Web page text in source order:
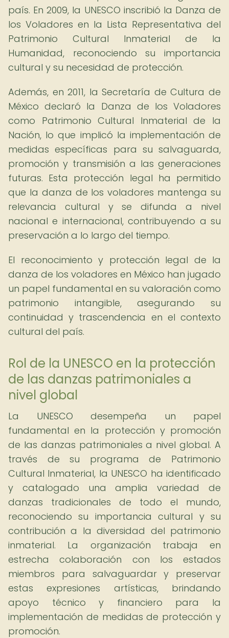
país. En 2009, la UNESCO inscribió la Danza de
los Voladores en la Lista Representativa del
Patrimonio Cultural Inmaterial de la
Humanidad, reconociendo su importancia
cultural y su necesidad de protección.
Además, en 2011, la Secretaría de Cultura de
México declaró la Danza de los Voladores
como Patrimonio Cultural Inmaterial de la
Nación, lo que implicó la implementación de
medidas específicas para su salvaguarda,
promoción y transmisión a las generaciones
futuras. Esta protección legal ha permitido
que la danza de los voladores mantenga su
relevancia cultural y se difunda a nivel
nacional e internacional, contribuyendo a su
preservación a lo largo del tiempo.
El reconocimiento y protección legal de la
danza de los voladores en México han jugado
un papel fundamental en su valoración como
patrimonio intangible, asegurando su
continuidad y trascendencia en el contexto
cultural del país.
Rol de la UNESCO en la protección
de las danzas patrimoniales a
nivel global
La UNESCO desempeña un papel
fundamental en la protección y promoción
de las danzas patrimoniales a nivel global. A
través de su programa de Patrimonio
Cultural Inmaterial, la UNESCO ha identificado
y catalogado una amplia variedad de
danzas tradicionales de todo el mundo,
reconociendo su importancia cultural y su
contribución a la diversidad del patrimonio
inmaterial. La organización trabaja en
estrecha colaboración con los estados
miembros para salvaguardar y preservar
estas expresiones artísticas, brindando
apoyo técnico y financiero para la
implementación de medidas de protección y
promoción.